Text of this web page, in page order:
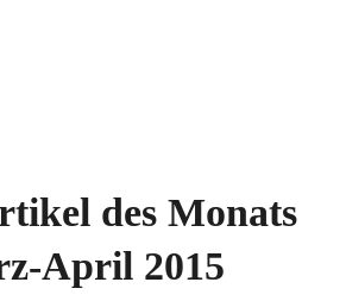
des Monats
April 2015